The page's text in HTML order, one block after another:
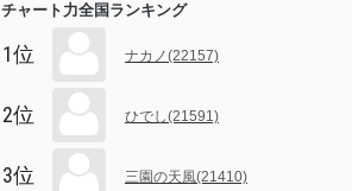
チャート力全国ランキング
1位 ナカノ(22157)
2位 ひでし(21591)
3位 三園の天風(21410)